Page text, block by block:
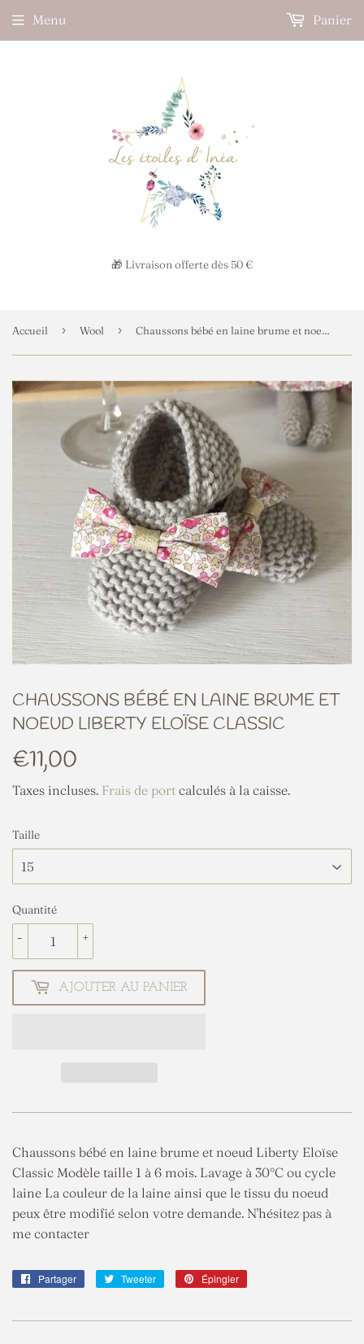
🎁 Livraison offerte dès 50 €
Menu Panier
Accueil › Wool › Chaussons bébé en laine brume et noeud Liberty Eloïse Classic
CHAUSSONS BÉBÉ EN LAINE BRUME ET
NOEUD LIBERTY ELOÏSE CLASSIC
€11,00
Taxes incluses. Frais de port calculés à la caisse.
Taille
Quantité
+
-
AJOUTER AU PANIER
Chaussons bébé en laine brume et noeud Liberty Eloïse
Classic Modèle taille 1 à 6 mois. Lavage à 30°C ou cycle
laine La couleur de la laine ainsi que le tissu du noeud
peux être modifié selon votre demande. N'hésitez pas à
me contacter
Partager
PartagerTweeter
Tweeter
Épingler